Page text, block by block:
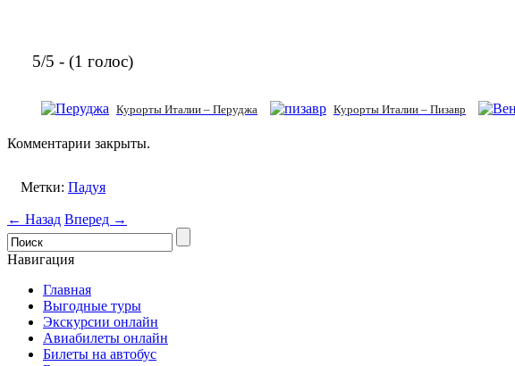
5/5 - (1 голос)
Курорты Италии – Перуджа Курорты Италии – Пизавр
Комментарии закрыты.
Метки: Падуя
← Назад Вперед →
Навигация
Главная
Выгодные туры
Экскурсии онлайн
Авиабилеты онлайн
Билеты на автобус